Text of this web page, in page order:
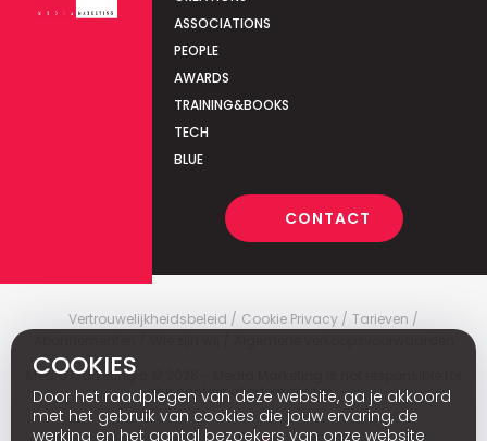
ASSOCIATIONS
PEOPLE
AWARDS
TRAINING&BOOKS
TECH
BLUE
CONTACT
Vertrouwelijkheidsbeleid Cookie Privacy
Tarieven
Media Marketing
the content of external sites.
COOKIES
Door het raadplegen van deze website, ga je akkoord
met het gebruik van cookies die jouw ervaring, de
werking en het aantal bezoekers van onze website